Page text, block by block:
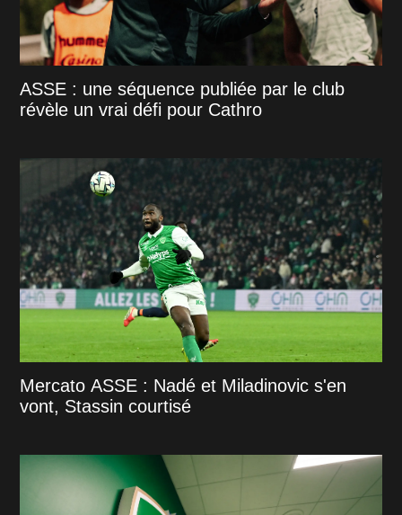
ASSE : une séquence publiée par le club
révèle un vrai défi pour Cathro
Mercato ASSE : Nadé et Miladinovic s'en
vont, Stassin courtisé